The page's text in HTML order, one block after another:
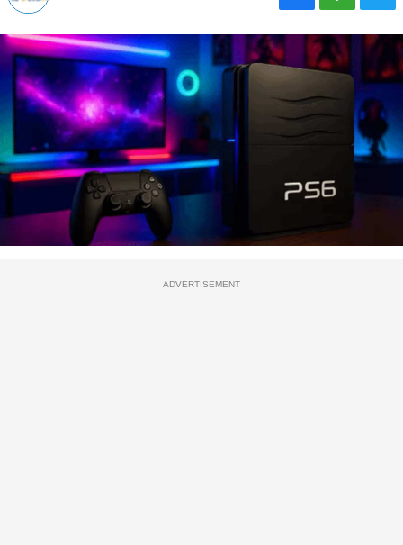
ADVERTISEMENT